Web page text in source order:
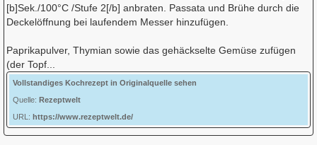
[b]Sek./100°C /Stufe 2[/b] anbraten. Passata und Brühe durch die
Deckelöffnung bei laufendem Messer hinzufügen.
Paprikapulver, Thymian sowie das gehäckselte Gemüse zufügen
(der Topf...
Vollstandiges Kochrezept in Originalquelle sehen
Quelle: Rezeptwelt
URL: https://www.rezeptwelt.de/